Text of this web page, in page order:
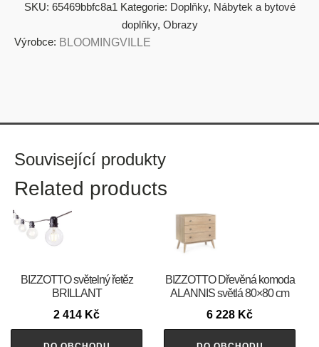
SKU: 65469bbfc8a1 Kategorie: Doplňky, Nábytek a bytové
doplňky, Obrazy
Výrobce: BLOOMINGVILLE
Související produkty
Related products
BIZZOTTO světelný řetěz
BRILLANT
2 414 Kč
BIZZOTTO Dřevěná komoda
ALANNIS světlá 80×80 cm
6 228 Kč